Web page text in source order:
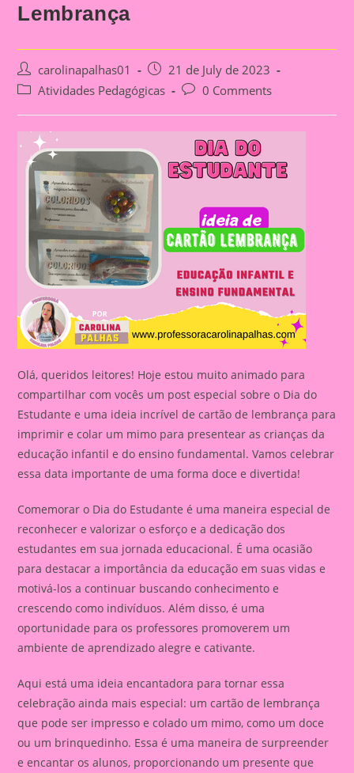
Lembrança
Post
author:
carolinapalhas01
Post
published:
21 de July de 2023
PostAtividades Pedagógicas
Post0 Comments
Olá, queridos leitores! Hoje estou muito animado para
compartilhar com vocês um post especial sobre o Dia do
Estudante e uma ideia incrível de cartão de lembrança para
imprimir e colar um mimo para presentear as crianças da
educação infantil e do ensino fundamental. Vamos celebrar
essa data importante de uma forma doce e divertida!
Comemorar o Dia do Estudante é uma maneira especial de
reconhecer e valorizar o esforço e a dedicação dos
estudantes em sua jornada educacional. É uma ocasião
para destacar a importância da educação em suas vidas e
motivá-los a continuar buscando conhecimento e
crescendo como indivíduos. Além disso, é uma
oportunidade para os professores promoverem um
ambiente de aprendizado alegre e cativante.
Aqui está uma ideia encantadora para tornar essa
celebração ainda mais especial: um cartão de lembrança
que pode ser impresso e colado um mimo, como um doce
ou um brinquedinho. Essa é uma maneira de surpreender
e encantar os alunos, proporcionando um presente que